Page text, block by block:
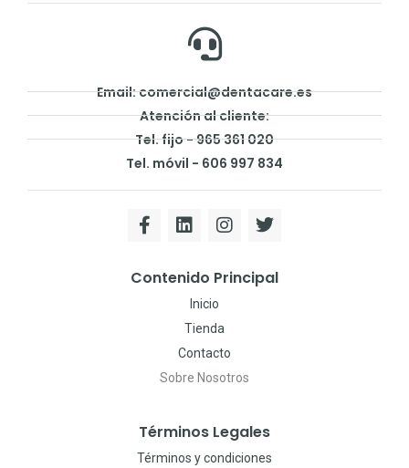
Email: comercial@dentacare.es
Atención al cliente:
Tel. fijo - 965 361 020
Tel. móvil - 606 997 834
Contenido Principal
Inicio
Tienda
Contacto
Sobre Nosotros
Términos Legales
Términos y condiciones